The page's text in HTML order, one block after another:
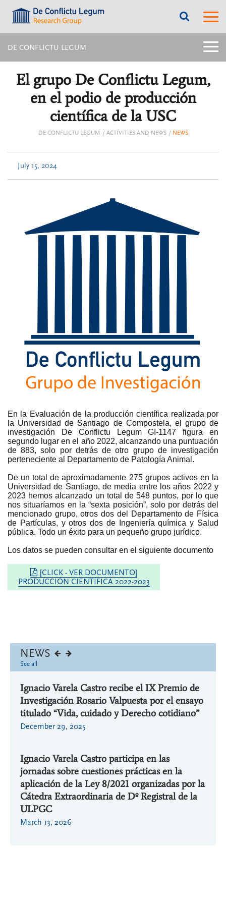
label.access.jump.content???
???
label.access.jump.header???
???
???
title:
DE CONFLICTU LEGUM
El grupo De Conflictu Legum,
en el podio de producción
científica de la USC
DE CONFLICTU LEGUM ACTIVITIES AND NEWS NEWS
July 15, 2024
En la Evaluación de la producción científica realizada por
la Universidad de Santiago de Compostela, el grupo de
investigación De Conflictu Legum GI-1147 figura en
segundo lugar en el año 2022, alcanzando una puntuación
de 883, solo por detrás de otro grupo de investigación
perteneciente al Departamento de Patología Animal.
De un total de aproximadamente 275 grupos activos en la
Universidad de Santiago, de media entre los años 2022 y
2023 hemos alcanzado un total de 548 puntos, por lo que
nos situaríamos en la “sexta posición”, solo por detrás del
mencionado grupo, otros dos del Departamento de Física
de Partículas, y otros dos de Ingeniería química y Salud
pública. Todo un éxito para un pequeño grupo jurídico.
Los datos se pueden consultar en el siguiente documento
[CLICK - VER DOCUMENTO]
PRODUCCIÓN CIENTÍFICA 2022-2023
NEWS
See all
Ignacio Varela Castro recibe el IX Premio de
Investigación Rosario Valpuesta por el ensayo
titulado “Vida, cuidado y Derecho cotidiano”
December 29, 2025
Ignacio Varela Castro participa en las
jornadas sobre cuestiones prácticas en la
aplicación de la Ley 8/2021 organizadas por la
Cátedra Extraordinaria de Dº Registral de la
ULPGC
March 13, 2026